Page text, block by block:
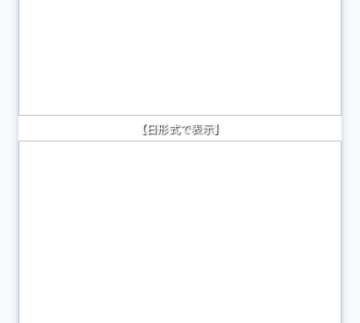
【日形式で表示】